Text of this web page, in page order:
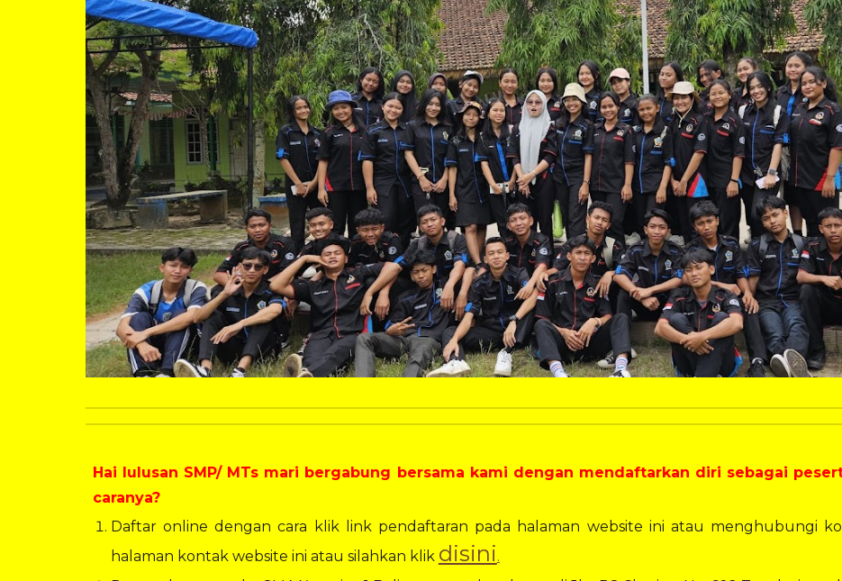
Hai lulusan SMP/ MTs mari bergabung bersama kami dengan mendaftarkan diri sebagai
caranya?
Daftar online dengan cara klik link pendaftaran pada halaman website ini atau menghubungi
halaman kontak website ini atau silahkan klik disini.